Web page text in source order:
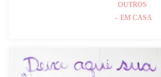
OUTROS
EM CASA